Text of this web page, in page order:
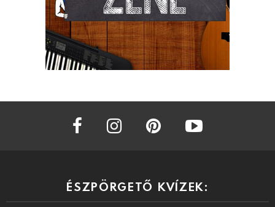
facebook instagram
ÉSZPÖRGETŐ KVÍZEK: